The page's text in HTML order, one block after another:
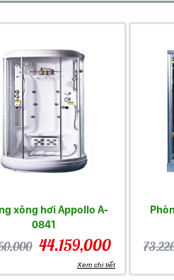
xông hơi Appollo A-
0841
44.159,000
Xem chi tiết